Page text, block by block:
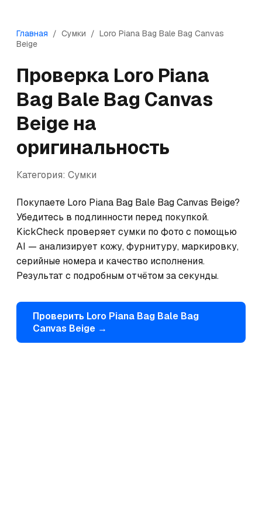
Главная / Сумки / Loro Piana Bag Bale Bag Canvas
Beige
Проверка Loro Piana
Bag Bale Bag Canvas
Beige на
оригинальность
Категория: Сумки
Покупаете Loro Piana Bag Bale Bag Canvas Beige?
Убедитесь в подлинности перед покупкой.
KickCheck проверяет сумки по фото с помощью
AI — анализирует кожу, фурнитуру, маркировку,
серийные номера и качество исполнения.
Результат с подробным отчётом за секунды.
Проверить Loro Piana Bag Bale Bag
Canvas Beige →